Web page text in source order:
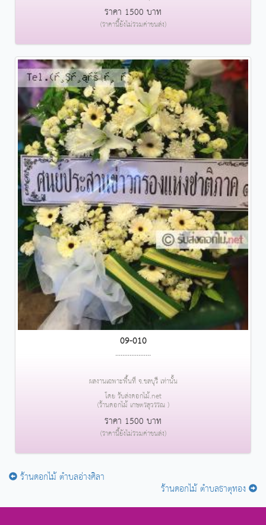
ราคา 1500 บาท
(ราคานี้ยังไม่รวมค่าขนส่ง)
09-010
....................
ผลงานเฉพาะพื้นที่ จ.ชลบุรี เท่านั้น
โดย รับส่งดอกไม้.net
(ร้านดอกไม้ เกษตรสุวรรณ )
ราคา 1500 บาท
(ราคานี้ยังไม่รวมค่าขนส่ง)
ร้านดอกไม้ ตำบลอ่างศิลา
ร้านดอกไม้ ตำบลธาตุทอง